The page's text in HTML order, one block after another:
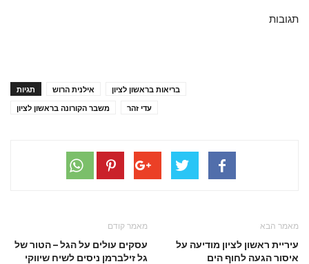
תגובות
תגיות אילנית הרוש
בריאות בראשון לציון
משבר הקורונה בראשון לציון
עדי זהר
מאמר קודם
עסקים עולים על הגל – הטור של
גל זילברמן ניסים לשיח שיווקי
מאמר הבא
עיריית ראשון לציון מודיעה על
איסור הגעה לחוף הים